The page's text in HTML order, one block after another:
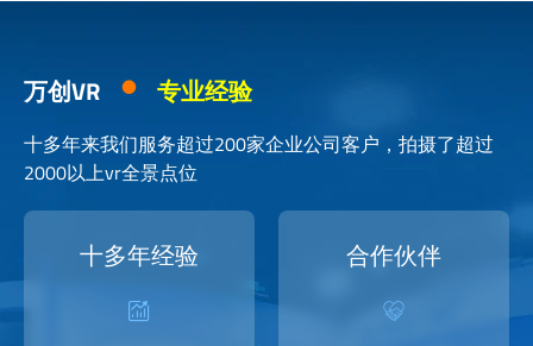
万创VR 专业经验
十多年来我们服务超过200家企业公司客户，拍摄了超过
2000以上vr全景点位
十多年经验 合作伙伴